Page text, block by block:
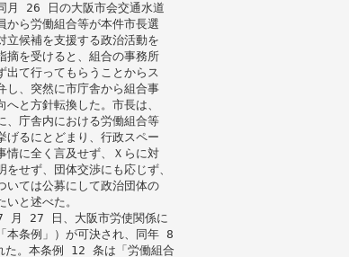
月 26 日の大阪市会交通水道
から労働組合等が本件市長選
立候補を支援する政治活動を
摘を受けると、組合の事務所
出て行ってもらうことからス
し、突然に市庁舎から組合事
と方針転換した。市長は、
、庁舎内における労働組合等
げるにとどまり、行政スペー
情に全く言及せず、Ｘらに対
をせず、団体交渉にも応じず、
いては公募にして政治団体の
と述べた。
27 日、大阪市労使関係に
本条例」）が可決され、同年 8
た。本条例 12 条は「労働組合